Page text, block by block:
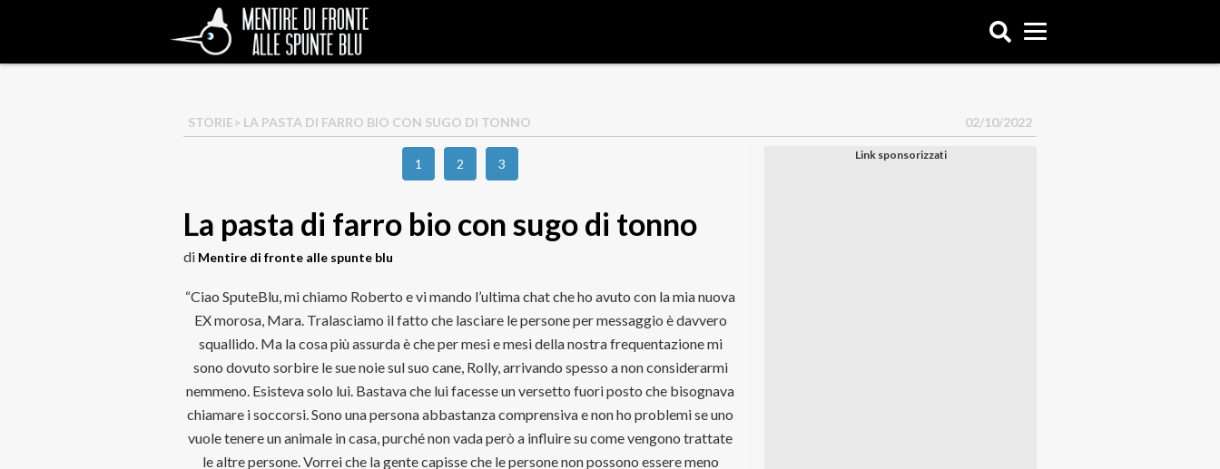
STORIE> LA PASTA DI FARRO BIO CON SUGO DI TONNO 02/10/2022
1 2 3
La pasta di farro bio con sugo di tonno
di Mentire di fronte alle spunte blu
“Ciao SputeBlu, mi chiamo Roberto e vi mando l’ultima chat che ho avuto con la mia nuova
EX morosa, Mara. Tralasciamo il fatto che lasciare le persone per messaggio è davvero
squallido. Ma la cosa più assurda è che per mesi e mesi della nostra frequentazione mi
sono dovuto sorbire le sue noie sul suo cane, Rolly, arrivando spesso a non considerarmi
nemmeno. Esisteva solo lui. Bastava che lui facesse un versetto fuori posto che bisognava
chiamare i soccorsi. Sono una persona abbastanza comprensiva e non ho problemi se uno
vuole tenere un animale in casa, purché non vada però a influire su come vengono trattate
le altre persone. Vorrei che la gente capisse che le persone non possono essere meno